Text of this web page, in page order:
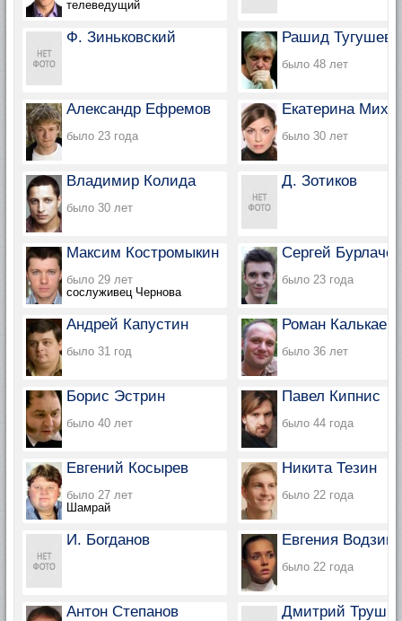
телеведущий
Ф. Зиньковский Рашид Тугушев
было 48 лет
Александр Ефремов
было 23 года
Екатерина
было 30 лет
Владимир Колида
было 30 лет
Д. Зотиков
Максим Костромыкин
было 29 лет
сослуживец Чернова
Сергей
было 23 года
Андрей Капустин
было 31 год
Роман Калькаев
было 36 лет
Борис Эстрин
было 40 лет
Павел Кипнис
было 44 года
Евгений Косырев
было 27 лет
Шамрай
Никита Тезин
было 22 года
И. Богданов Евгения
было 22 года
Антон Степанов Дмитрий